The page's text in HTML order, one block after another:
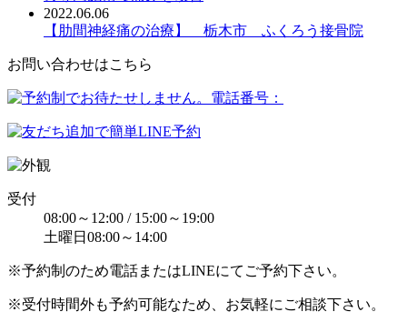
2022.06.06
【肋間神経痛の治療】 栃木市 ふくろう接骨院
お問い合わせはこちら
受付
08:00～12:00 / 15:00～19:00
土曜日08:00～14:00
※予約制のため電話またはLINEにてご予約下さい。
※受付時間外も予約可能なため、お気軽にご相談下さい。